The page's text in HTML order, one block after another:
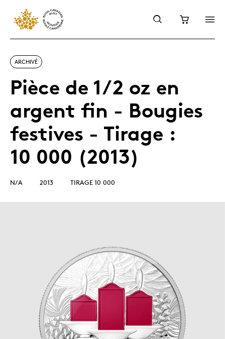
ARCHIVÉ
Pièce de 1/2 oz en
argent fin - Bougies
festives - Tirage :
10 000 (2013)
N/A 2013 TIRAGE 10 000